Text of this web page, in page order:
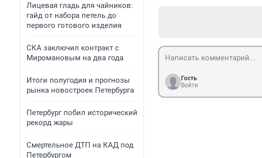
Лицевая гладь для чайников:
гайд от набора петель до
первого готового изделия
СКА заключил контракт с
Миромановым на два года
Итоги полугодия и прогнозы
рынка новостроек Петербурга
Петербург побил исторический
рекорд жары
Смертельное ДТП на КАД под
Петербургом
Гость
Войти